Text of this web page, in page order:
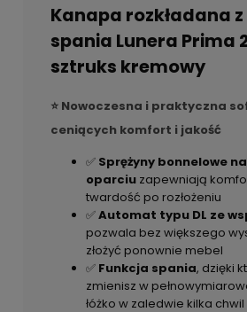
Kanapa rozkładana
spania Lunera Prima
sztruks kremowy
⭐ Nowoczesna i praktyczna
ceniących komfort i jakość
✅ Sprężyny bonnelowe
oparciu zapewniają
twardość po rozłożeniu
✅Automat typu DL ze
pozwala bez większego
złożyć ponownie mebel
✅ Funkcja spania, dzięki
zmienisz w
łóżko w zaledwie kilka chwil